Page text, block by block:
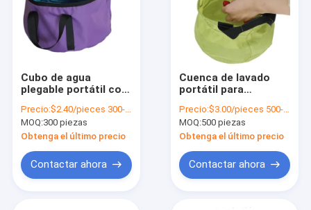
Cubo de agua
plegable portátil con
34,5 cm y material
ligero
Precio:$2.40/pieces 300-999 pieces
MOQ:300 piezas
Obtenga el último precio
Contactar ahora
Cuenca de lavado
portátil para
campamento
personalizable en
colores verdes o
personalizados
Precio:$3.00/pieces 500-999 pieces
MOQ:500 piezas
Obtenga el último precio
Contactar ahora